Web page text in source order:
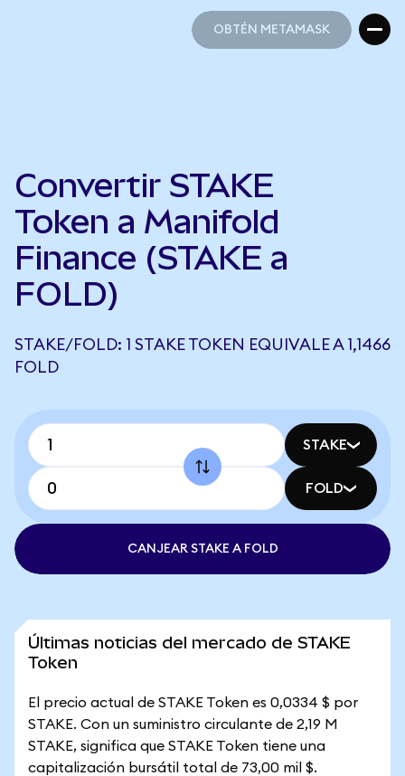
OBTÉN METAMASK
Convertir STAKE
Token a Manifold
Finance (STAKE a
FOLD)
STAKE/FOLD: 1 STAKE TOKEN EQUIVALE A 1,1466
FOLD
STAKE
FOLD
CANJEAR STAKE A FOLD
Últimas noticias del mercado de STAKE
Token
El precio actual de STAKE Token es 0,0334 $ por
STAKE. Con un suministro circulante de 2,19 M
STAKE, significa que STAKE Token tiene una
capitalización bursátil total de 73,00 mil $.